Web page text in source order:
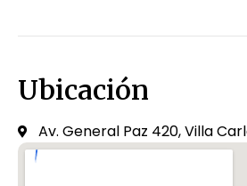
Ubicación
Av. General Paz 420, Villa